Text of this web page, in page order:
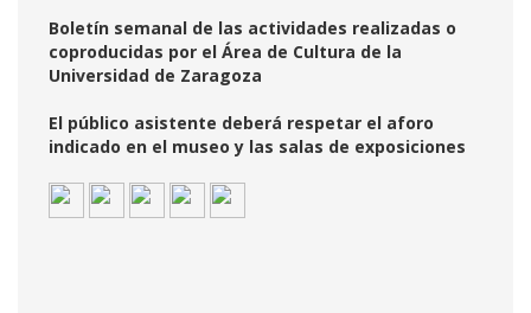
Boletín semanal de las actividades realizadas o
coproducidas por el Área de Cultura de la
Universidad de Zaragoza
El público asistente deberá respetar el aforo
indicado en el museo y las salas de exposiciones